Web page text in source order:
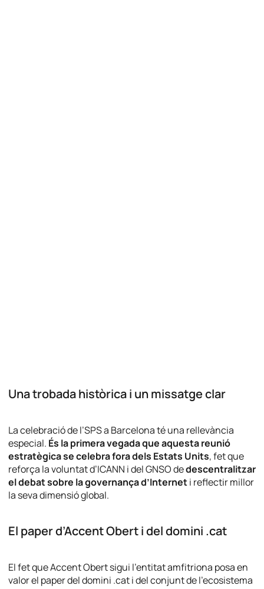
Una trobada històrica i un missatge clar
La celebració de l’SPS a Barcelona té una rellevància
especial. És la primera vegada que aquesta reunió
estratègica se celebra fora dels Estats Units, fet que
reforça la voluntat d’ICANN i del GNSO dedescentralitzar
el debat sobre la governança d’Interneti reflectir millor
la seva dimensió global.
El paper d’Accent Obert i del domini .cat
El fet que Accent Obert sigui l’entitat amfitriona posa en
valor el paper del domini .cat i del conjunt de l’ecosistema